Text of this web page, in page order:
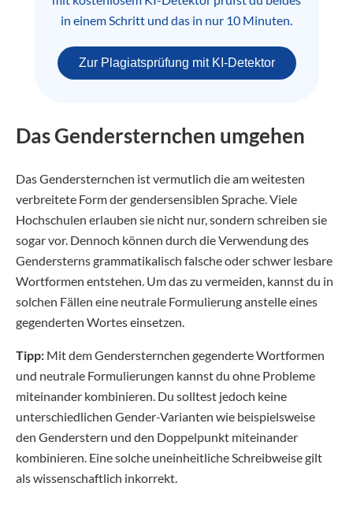
in einem Schritt und das in nur 10 Minuten.
Zur Plagiatsprüfung mit KI-Detektor
Das Gendersternchen umgehen
Das Gendersternchen ist vermutlich die am weitesten
verbreitete Form der gendersensiblen Sprache. Viele
Hochschulen erlauben sie nicht nur, sondern schreiben sie
sogar vor. Dennoch können durch die Verwendung des
Gendersterns grammatikalisch falsche oder schwer lesbare
Wortformen entstehen. Um das zu vermeiden, kannst du in
solchen Fällen eine neutrale Formulierung anstelle eines
gegenderten Wortes einsetzen.
Tipp: Mit dem Gendersternchen gegenderte Wortformen
und neutrale Formulierungen kannst du ohne Probleme
miteinander kombinieren. Du solltest jedoch keine
unterschiedlichen Gender-Varianten wie beispielsweise
den Genderstern und den Doppelpunkt miteinander
kombinieren. Eine solche uneinheitliche Schreibweise gilt
als wissenschaftlich inkorrekt.